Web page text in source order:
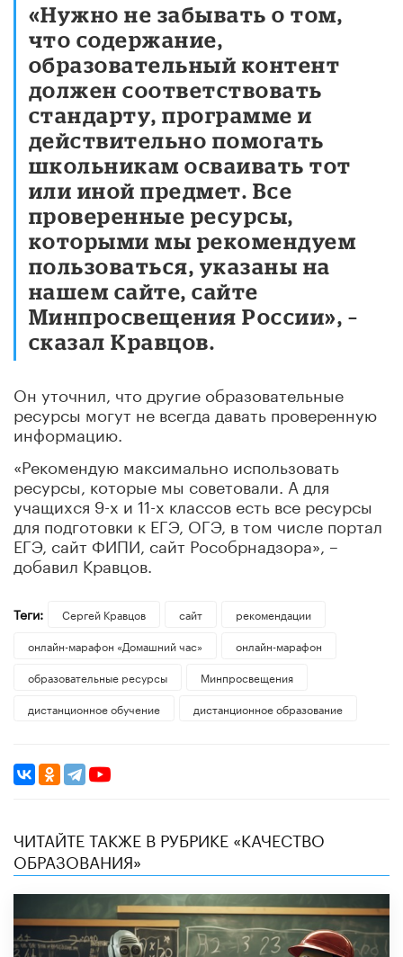
«Нужно не забывать о том,
что содержание,
образовательный контент
должен соответствовать
стандарту, программе и
действительно помогать
школьникам осваивать тот
или иной предмет. Все
проверенные ресурсы,
которыми мы рекомендуем
пользоваться, указаны на
нашем сайте, сайте
Минпросвещения России», –
сказал Кравцов.
Он уточнил, что другие образовательные
ресурсы могут не всегда давать проверенную
информацию.
«Рекомендую максимально использовать
ресурсы, которые мы советовали. А для
учащихся 9-х и 11-х классов есть все ресурсы
для подготовки к ЕГЭ, ОГЭ, в том числе портал
ЕГЭ, сайт ФИПИ, сайт Рособрнадзора», –
добавил Кравцов.
Теги: Сергей Кравцов сайт
рекомендации
онлайн-марафон «Домашний час»
онлайн-марафон
образовательные ресурсы
Минпросвещения
дистанционное обучение
дистанционное образование
ЧИТАЙТЕ ТАКЖЕ В РУБРИКЕ «КАЧЕСТВО
ОБРАЗОВАНИЯ»